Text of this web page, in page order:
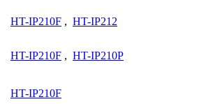
HT-IP210F , HT-IP212
HT-IP210F , HT-IP210P
HT-IP210F